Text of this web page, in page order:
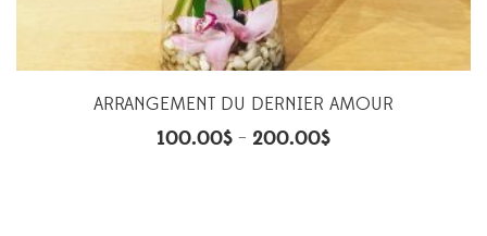
ARRANGEMENT DU DERNIER AMOUR
100.00$ – 200.00$